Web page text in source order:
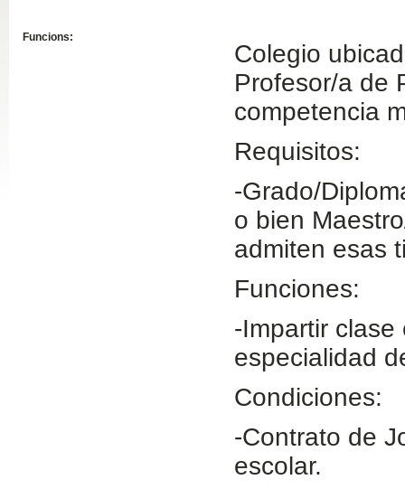
Funcions:
Colegio
Profesor/a de
competencia
Requisitos:
-Grado/
o bien
admiten esas
Funciones:
-Impartir
especialidad
Condiciones:
-Contrato de
escolar.